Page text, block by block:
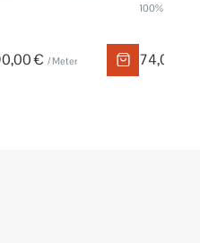
€ / Meter
100%
74,00 €